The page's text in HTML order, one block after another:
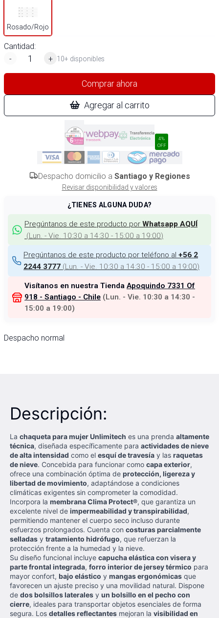
Rosado/Rojo
Cantidad:
-
+ 10+ disponibles
Comprar ahora
Agregar al carrito
4%
OFF
Despacho domicilio a Santiago y Regiones
Revisar disponibilidad y valores
¿TIENES ALGUNA DUDA?
Pregúntanos de este producto por Whatsapp AQUÍ
(Lun. - Vie. 10:30 a 14:30 - 15:00 a 19:00)
Pregúntanos de este producto por teléfono al +56 2
2244 3777 (Lun. - Vie. 10:30 a 14:30 - 15:00 a 19:00)
Visítanos en nuestra Tienda Apoquindo 7331 Of
918 - Santiago - Chile (Lun. - Vie. 10:30 a 14:30 -
15:00 a 19:00)
Despacho normal
Descripción:
La chaqueta para mujer Unlimitech es una prenda altamente
técnica, diseñada específicamente para actividades de nieve
de alta intensidad como el esquí de travesía y las raquetas
de nieve. Concebida para funcionar como capa exterior,
ofrece una combinación óptima de protección, ligereza y
libertad de movimiento, adaptándose a condiciones
climáticas exigentes sin comprometer la comodidad.
Incorpora la membrana Clima Protect®, que garantiza un
excelente nivel de impermeabilidad y transpirabilidad,
permitiendo mantener el cuerpo seco incluso durante
esfuerzos prolongados. Cuenta con costuras parcialmente
selladas y tratamiento hidrófugo, que refuerzan la
protección frente a la humedad y la nieve.
Su diseño funcional incluye capucha elástica con visera y
parte frontal integrada, forro interior de jersey térmico para
mayor confort, bajo elástico y mangas ergonómicas que
favorecen un ajuste preciso y una movilidad natural. Dispone
de dos bolsillos laterales y un bolsillo en el pecho con
cierre, ideales para transportar objetos esenciales de forma
segura. Los detalles reflectantes mejoran la visibilidad en